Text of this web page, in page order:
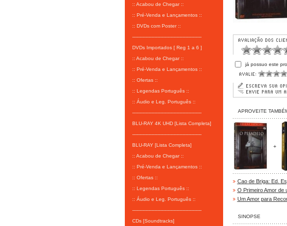
:: Acabou de Chegar ::
:: Pré-Venda e Lançamentos ::
:: DVDs com Poster ::
-----------------------------------------------
DVDs Importados [ Reg 1 a 6 ]
:: Acabou de Chegar ::
:: Pré-Venda e Lançamentos ::
:: Ofertas ::
:: Legendas Português ::
:: Áudio e Leg. Português ::
-----------------------------------------------
BLU-RAY 4K UHD [Lista Completa]
-----------------------------------------------
BLU-RAY [Lista Completa]
:: Acabou de Chegar ::
:: Pré-Venda e Lançamentos ::
:: Ofertas ::
:: Legendas Português ::
:: Áudio e Leg. Português ::
-----------------------------------------------
CDs [Soundtracks]
já possuo este
APROVEITE
+
Cao de Briga: Ed.
O Primeiro Amor de
Um Amor para
SINOPSE